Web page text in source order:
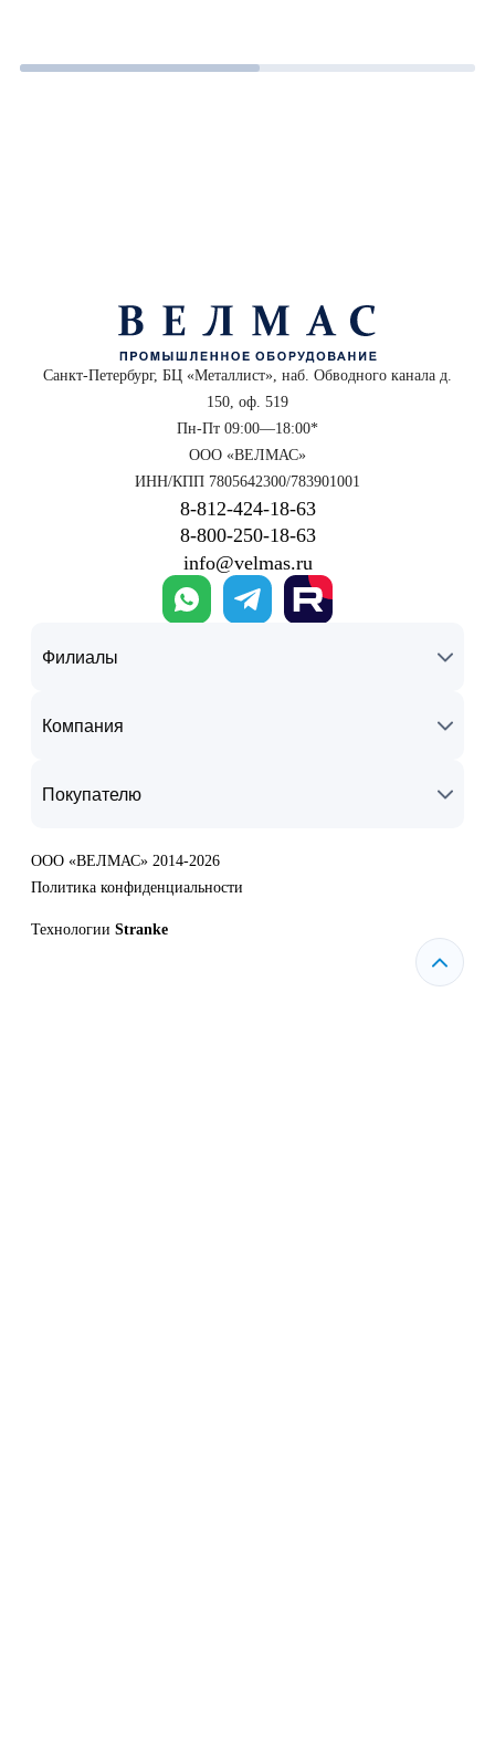
Санкт-Петербург, БЦ «Металлист», наб. Обводного канала д.
150, оф. 519
Пн-Пт 09:00—18:00*
ООО «ВЕЛМАС»
ИНН/КПП 7805642300/783901001
8‑812‑424‑18‑63
8‑800‑250‑18‑63
info@velmas.ru
Филиалы
Компания
Покупателю
ООО «ВЕЛМАС» 2014-2026
Политика конфиденциальности
Технологии Stranke